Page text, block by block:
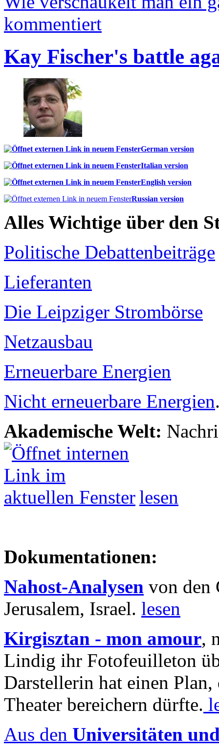
kommentiert
Kay Fischer's battle
German version
Italian version
English version
Russian version
Alles Wichtige über den
Politische Debattenbeiträge
Lieferanten
Die Leipziger Strombörse
Netzausbau
Erneuerbare Energien
Nicht erneuerbare Energien
Akademische Welt:
lesen
Dokumentationen:
Nahost-Analysen von den
Jerusalem, Israel. lesen
Kirgisztan - mon amour,
Lindig ihr Fotofeuilleton
Darstellerin hat einen Plan,
Theater bereichern dürfte.
Aus den Universitäten